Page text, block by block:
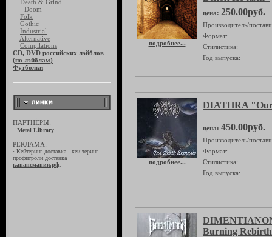
Death & Grind
- Doom
Folk
Gothic
Industrial
Alternative
Compilations
CD, DVD российских лэйблов
(по лэйблам)
Футболки
ПАРТНЁРЫ:
· Metal Library
РЕКЛАМА:
· Кейтеринг доставка - кеи теринг
профитроли доставка
канапемания.рф
подробнее...
цена: 250.00руб.
Производитель/
Формат:
Стилистика:
Год выпуска:
подробнее...
DIATHRA
цена: 450.00руб.
Производитель/
Формат:
Стилистика:
Год выпуска:
Burning